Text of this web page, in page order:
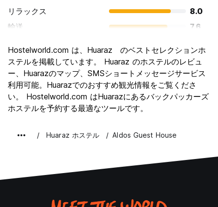
リラックス
8.0
輸送
7.6
文化
7.5
ナイトライフ
6.2
コストパフォーマンス
8.6
Hostelworld.com は、Huaraz のベストセレクションホ
ステルを掲載しています。 Huaraz のホステルのレビュ
ー、Huarazのマップ、SMSショートメッセージサービス
利用可能。Huarazでのおすすめ観光情報をご覧くださ
い。 Hostelworld.com はHuarazにあるバックパッカーズ
ホステルを予約する最適なツールです。
Huaraz ホステル Aldos Guest House